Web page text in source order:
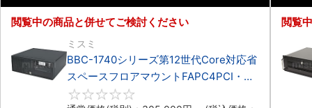
閲覧中の商品と併せてご検討ください
ミスミ
BBC-1740シリーズ第12世代Core対応省
スペースフロアマウントFAPC4PCI・
3PCIe
閲覧